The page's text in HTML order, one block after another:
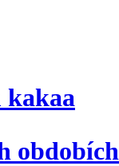
kakaa
obdobích